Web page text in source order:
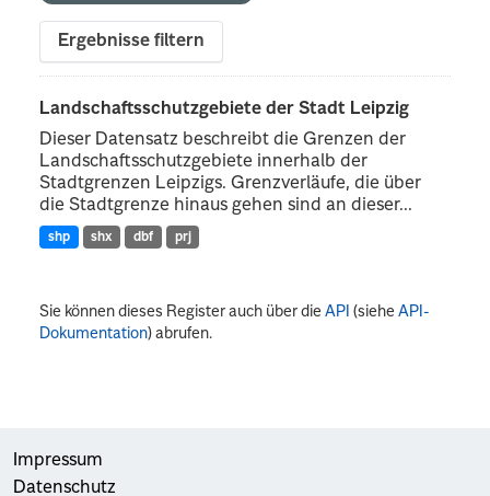
Ergebnisse filtern
Landschaftsschutzgebiete der Stadt Leipzig
Dieser Datensatz beschreibt die Grenzen der
Landschaftsschutzgebiete innerhalb der
Stadtgrenzen Leipzigs. Grenzverläufe, die über
die Stadtgrenze hinaus gehen sind an dieser...
shp shx dbf prj
Sie können dieses Register auch über dieAPI (sieheAPI-
Dokumentation) abrufen.
Impressum
Datenschutz